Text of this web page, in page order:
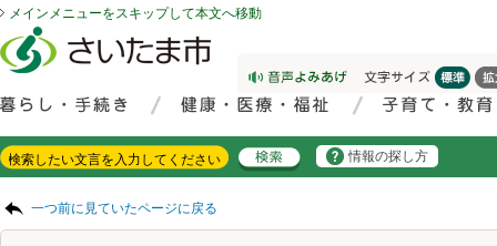
メインメニューをスキップして本文へ移動
情報の探し方
一つ前に見ていたページに戻る